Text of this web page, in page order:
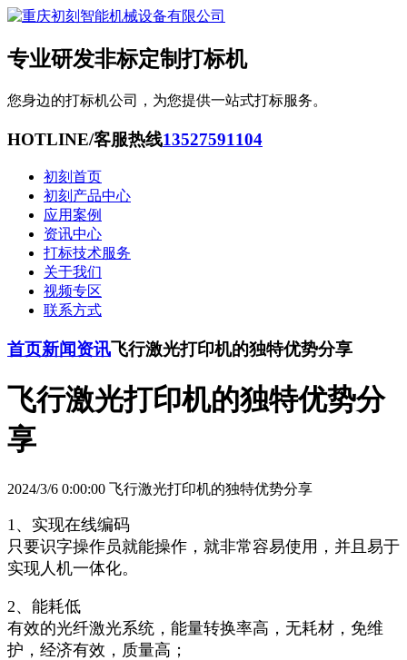
专业研发非标定制打标机
您身边的打标机公司，为您提供一站式打标服务。
HOTLINE/客服热线13527591104
初刻首页
初刻产品中心
应用案例
资讯中心
打标技术服务
关于我们
视频专区
联系方式
首页新闻资讯飞行激光打印机的独特优势分享
飞行激光打印机的独特优势分
享
2024/3/6 0:00:00 飞行激光打印机的独特优势分享
1、实现在线编码
只要识字操作员就能操作，就非常容易使用，并且易于
实现人机一体化。
2、能耗低
有效的光纤激光系统，能量转换率高，无耗材，免维
护，经济有效，质量高；